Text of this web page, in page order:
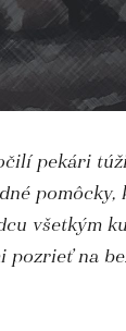
pekári
pomôcky,
všetkým
na